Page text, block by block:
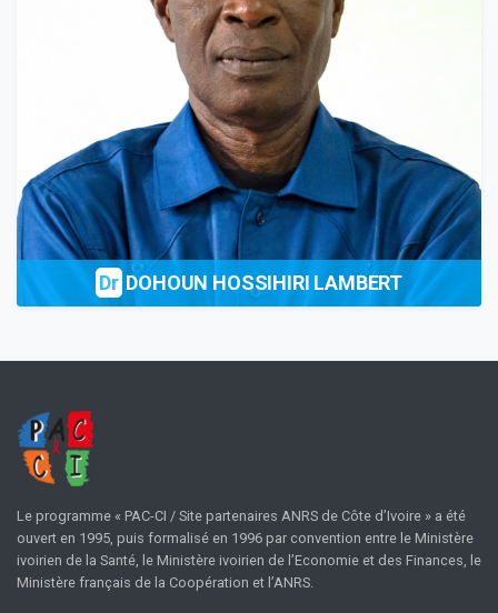
Dr DOHOUN HOSSIHIRI LAMBERT
Le programme « PAC-CI / Site partenaires ANRS de Côte d’Ivoire » a été
ouvert en 1995, puis formalisé en 1996 par convention entre le Ministère
ivoirien de la Santé, le Ministère ivoirien de l’Economie et des Finances, le
Ministère français de la Coopération et l’ANRS.